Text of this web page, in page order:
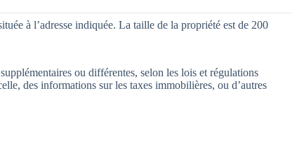
à l’adresse indiquée. La taille de la propriété est de 200
ou différentes, selon les lois et régulations
des informations sur les taxes immobilières, ou d’autres